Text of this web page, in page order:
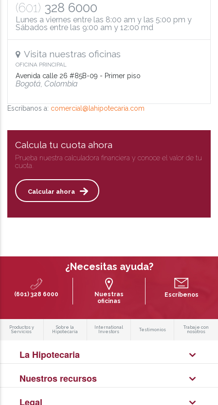
(601) 328 6000
Lunes a viernes entre las 8:00 am y las 5:00 pm y
Sábados entre las 9:00 am y 12:00 md
Visita nuestras oficinas
OFICINA PRINCIPAL
Avenida calle 26 #85B-09 - Primer piso
Bogotá, Colombia
Escribanos a: comercial@lahipotecaria.com
Calcula tu cuota ahora
Prueba nuestra calculadora financiera y conoce el valor de tu
cuota.
Calcular ahora
¿Necesitas ayuda?
(601) 328 6000
Nuestras
oficinas
Escríbenos
Productos y
Servicios
Sobre la
Hipotecaria
International
Investors
Testimonios
Trabaje con
nosotros
La Hipotecaria
Nuestros recursos
Legal